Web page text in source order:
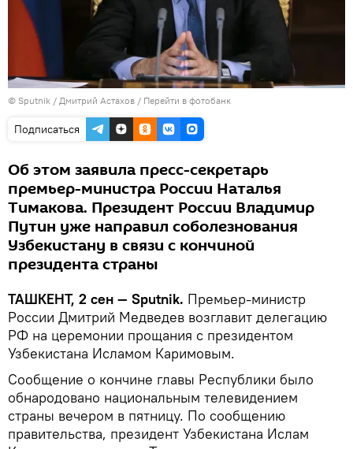
© Sputnik / Дмитрий Астахов / Перейти в фотобанк
Подписаться
Об этом заявила пресс-секретарь
премьер-министра России Наталья
Тимакова. Президент России Владимир
Путин уже направил соболезнования
Узбекистану в связи с кончиной
президента страны
ТАШКЕНТ, 2 сен — Sputnik. Премьер-министр
России Дмитрий Медведев возглавит делегацию
РФ на церемонии прощания с президентом
Узбекистана Исламом Каримовым.
Сообщение о кончине главы Республики было
обнародовано национальным телевидением
страны вечером в пятницу. По сообщению
правительства, президент Узбекистана Ислам